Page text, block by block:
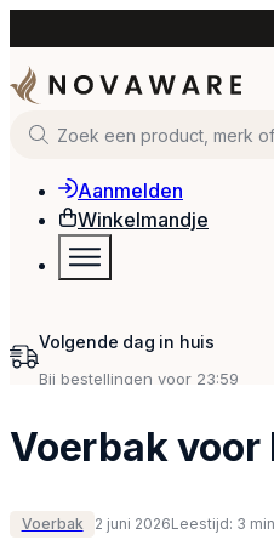
Zoeken
Aanmelden
Winkelmandje
Voerbak
Voerbak 2 juni 2026Leestijd: 3